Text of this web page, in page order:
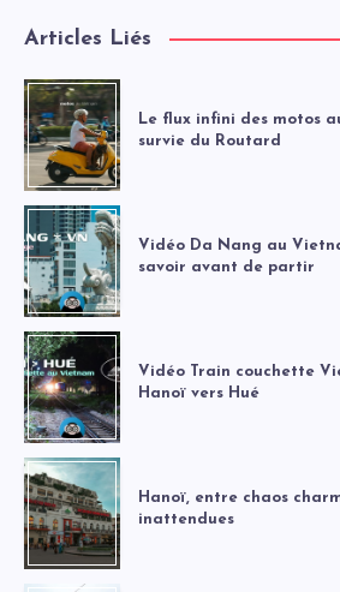
Articles Liés
Le flux infini des motos
survie du Routard
Vidéo Da Nang au
savoir avant de partir
Vidéo Train couchette
Hanoï vers Hué
Hanoï, entre chaos
inattendues